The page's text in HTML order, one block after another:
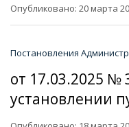
Опубликовано: 20 марта
Постановления
от 17.03.2025 №
установлении